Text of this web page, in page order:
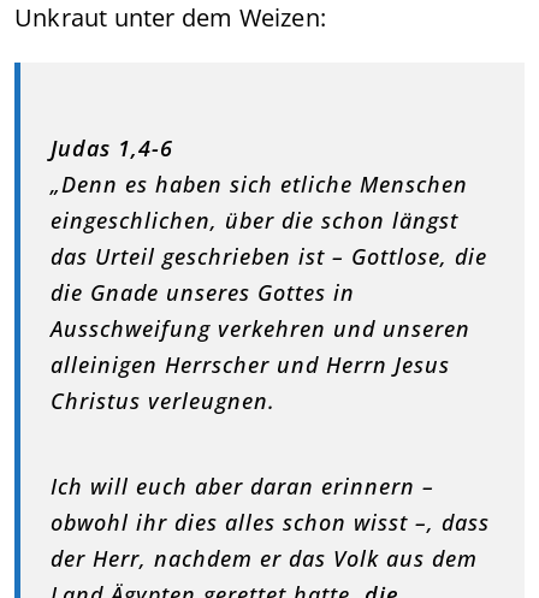
Unkraut unter dem Weizen:
Judas 1,4-6
„Denn es haben sich etliche Menschen
eingeschlichen, über die schon längst
das Urteil geschrieben ist – Gottlose, die
die Gnade unseres Gottes in
Ausschweifung verkehren und unseren
alleinigen Herrscher und Herrn Jesus
Christus verleugnen.
Ich will euch aber daran erinnern –
obwohl ihr dies alles schon wisst –, dass
der Herr, nachdem er das Volk aus dem